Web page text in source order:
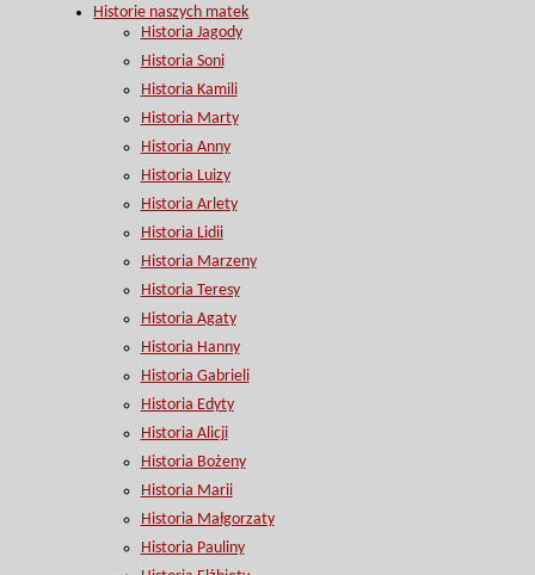
Historie naszych matek
Historia Jagody
Historia Soni
Historia Kamili
Historia Marty
Historia Anny
Historia Luizy
Historia Arlety
Historia Lidii
Historia Marzeny
Historia Teresy
Historia Agaty
Historia Hanny
Historia Gabrieli
Historia Edyty
Historia Alicji
Historia Bożeny
Historia Marii
Historia Małgorzaty
Historia Pauliny